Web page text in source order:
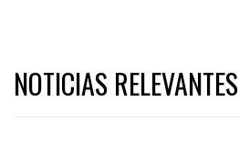
NOTICIAS RELEVANTES